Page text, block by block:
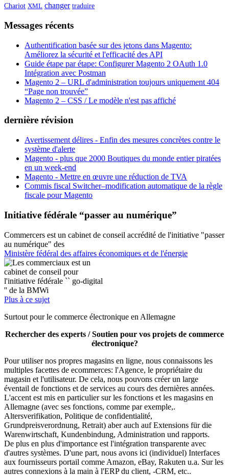
Chariot XML changer traduire
Messages récents
Authentification basée sur des jetons dans Magento:
Améliorez la sécurité et l'efficacité des API
Guide étape par étape: Configurer Magento 2 OAuth 1.0
Intégration avec Postman
Magento 2 – URL d'administration toujours uniquement 404
“Page non trouvée”
Magento 2 – CSS / Le modèle n'est pas affiché
dernière révision
Avertissement délires - Enfin des mesures concrètes contre le
système d'alerte
Magento - plus que 2000 Boutiques du monde entier piratées
en un week-end
Magento - Mettre en œuvre une réduction de TVA
Commis fiscal Switcher–modification automatique de la règle
fiscale pour Magento
Initiative fédérale “passer au numérique”
Commercers est un cabinet de conseil accrédité de l'initiative "passer
au numérique" des
Ministère fédéral des affaires économiques et de l'énergie
Plus à ce sujet
Surtout pour le commerce électronique en Allemagne
Rechercher des experts / Soutien pour vos projets de commerce
électronique?
Pour utiliser nos propres magasins en ligne, nous connaissons les
multiples facettes de ecommerces: l'Agence, le propriétaire du
magasin et l'utilisateur. De cela, nous pouvons créer un large
éventail de fonctions et de services au cours des dernières années.
L'accent est mis en particulier sur les fonctions et les magasins en
Allemagne (avec ses fonctions, comme par exemple,.
Altersverifikation, Politique de confidentialité,
Grundpreisverordnung, Retrait) aber auch auf Extensions für die
Warenwirtschaft, Kundenbindung, Administration und rapports.
De plus en plus d'importance est l'intégration transparente avec
d'autres systèmes. D'une part, nous avons ici (individuel) Interfaces
aux fournisseurs portail comme Amazon, eBay, Rakuten u.a. Sur les
autres connexions à la main à l'ERP du client, -CRM, etc..